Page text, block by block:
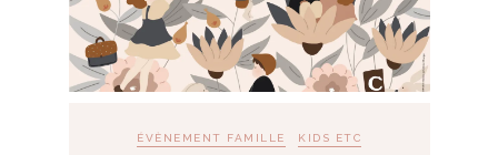
ÉVÈNEMENT FAMILLE KIDS ETC